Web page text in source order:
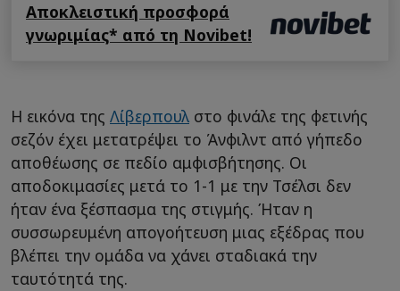
Αποκλειστική προσφορά
γνωριμίας* από τη Novibet!
Η εικόνα της Λίβερπουλ στο φινάλε της φετινής
σεζόν έχει μετατρέψει το Άνφιλντ από γήπεδο
αποθέωσης σε πεδίο αμφισβήτησης. Οι
αποδοκιμασίες μετά το 1-1 με την Τσέλσι δεν
ήταν ένα ξέσπασμα της στιγμής. Ήταν η
συσσωρευμένη απογοήτευση μιας εξέδρας που
βλέπει την ομάδα να χάνει σταδιακά την
ταυτότητά της.